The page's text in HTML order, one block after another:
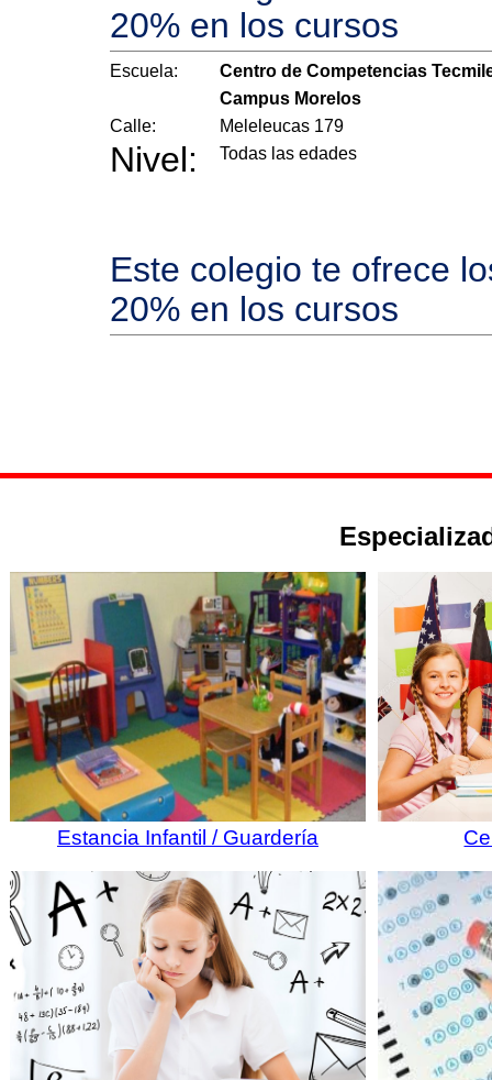
20% en los cursos
Escuela:
Centro de Competencias
Campus Morelos
Calle:
Meleleucas 179
Nivel: Todas las edades
Este colegio te ofrece
20% en los cursos
Estancia Infantil / Guardería